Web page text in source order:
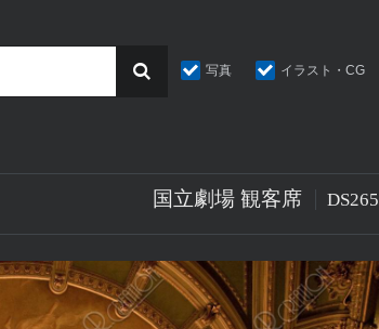
写真 イラスト・CG
国立劇場 観客席 DS265